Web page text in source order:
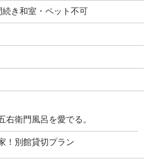
き和室・ペット不可
右衛門風呂を愛でる。
！別館貸切プラン